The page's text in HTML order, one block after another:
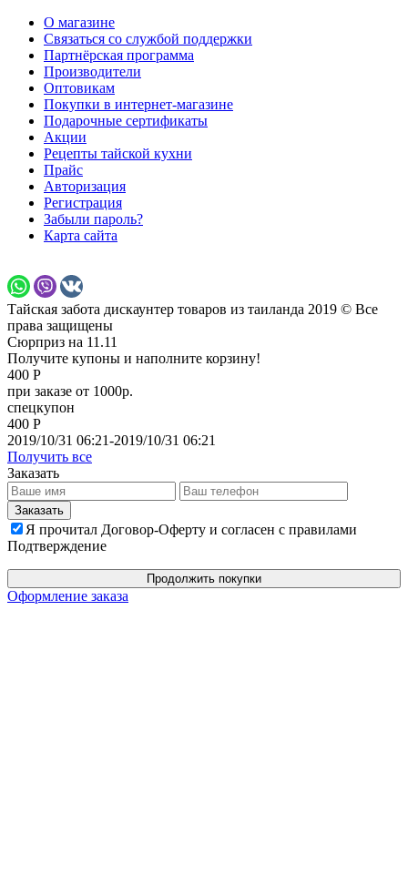
О магазине
Связаться со службой поддержки
Партнёрская программа
Производители
Оптовикам
Покупки в интернет-магазине
Подарочные сертификаты
Акции
Рецепты тайской кухни
Прайс
Авторизация
Регистрация
Забыли пароль?
Карта сайта
Тайская забота дискаунтер товаров из таиланда 2019 © Все
права защищены
Сюрприз на 11.11
Получите купоны и наполните корзину!
400 Р
при заказе от 1000р.
спецкупон
400 Р
2019/10/31 06:21-2019/10/31 06:21
Получить все
Заказать
Я прочитал Договор-Оферту и согласен с правилами
Подтверждение
Продолжить покупки
Оформление заказа